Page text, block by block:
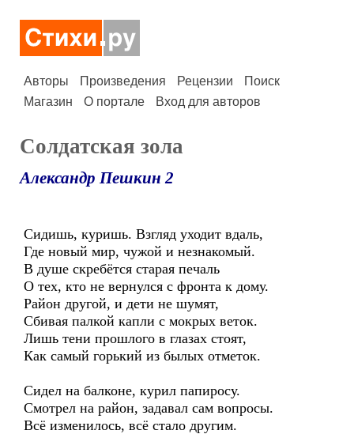
Авторы Произведения Рецензии
Поиск
Магазин
О портале Вход для авторов
Солдатская зола
Александр Пешкин 2
Сидишь, куришь. Взгляд уходит вдаль,
Где новый мир, чужой и незнакомый.
В душе скребётся старая печаль
О тех, кто не вернулся с фронта к дому.
Район другой, и дети не шумят,
Сбивая палкой капли с мокрых веток.
Лишь тени прошлого в глазах стоят,
Как самый горький из былых отметок.
Сидел на балконе, курил папиросу.
Смотрел на район, задавал сам вопросы.
Всё изменилось, всё стало другим.